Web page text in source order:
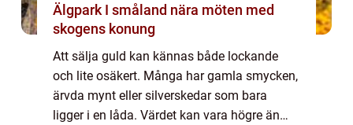
Älgpark I småland nära möten med
skogens konung
Att sälja guld kan kännas både lockande
och lite osäkert. Många har gamla smycken,
ärvda mynt eller silverskedar som bara
ligger i en låda. Värdet kan vara högre än